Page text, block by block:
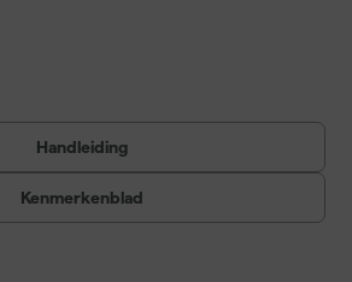
Handleiding
Kenmerkenblad